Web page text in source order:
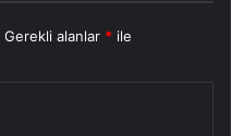
Gerekli alanlar * ile